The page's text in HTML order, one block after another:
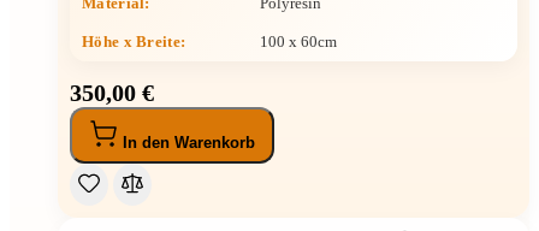
Höhe x Breite: 100 x 60cm
350,00 €
In den Warenkorb